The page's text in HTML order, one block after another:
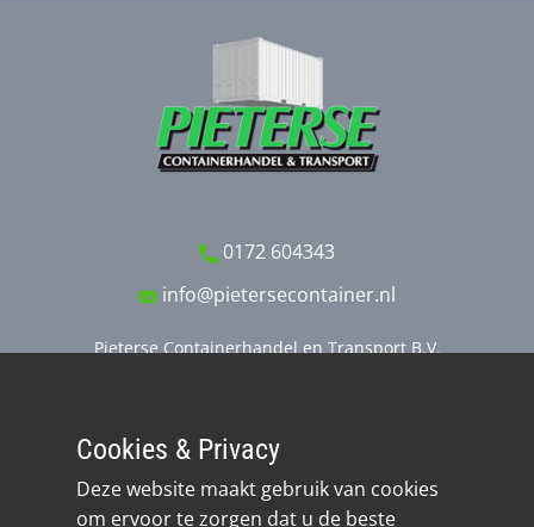
0172 604343
info@pietersecontainer.nl
Pieterse Containerhandel en Transport B.V.
Realisatie: Quantasie
Cookies & Privacy
Deze website maakt gebruik van cookies
om ervoor te zorgen dat u de beste